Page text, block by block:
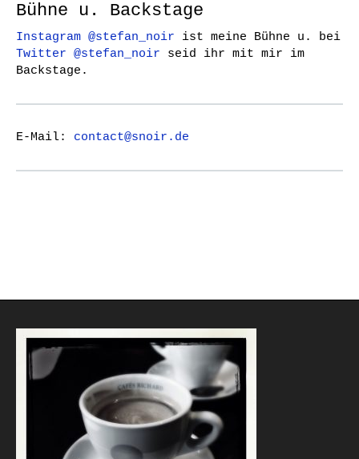
Bühne u. Backstage
Instagram @stefan_noir ist meine Bühne u. bei
Twitter @stefan_noir seid ihr mit mir im
Backstage.
E-Mail: contact@snoir.de